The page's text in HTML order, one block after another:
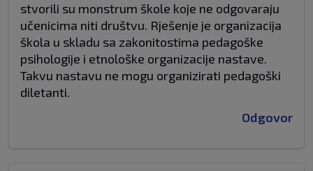
stvorili su monstrum škole koje ne odgovaraju
učenicima niti društvu. Rješenje je organizacija
škola u skladu sa zakonitostima pedagoške
psihologije i etnološke organizacije nastave.
Takvu nastavu ne mogu organizirati pedagoški
diletanti.
Odgovor